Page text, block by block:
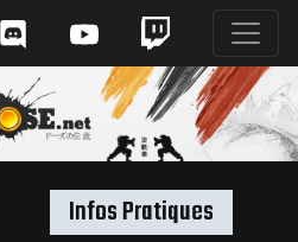
Infos Pratiques